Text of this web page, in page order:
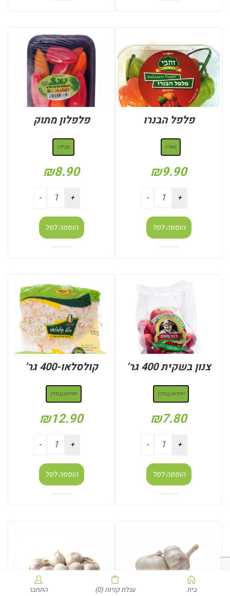
פלפל הבנרו
מארז
₪9.90
הוספה לסל
פלפלון מתוק
חבילה
₪8.90
הוספה לסל
צנון בשקית 400 גר’
יחידות (בודד)
₪7.80
הוספה לסל
קולסלאו-400 גר’
יחידות (בודד)
₪12.90
הוספה לסל
בית עגלת קניות(0) התחבר